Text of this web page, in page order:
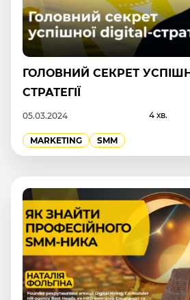
ГОЛОВНИЙ СЕКРЕТ
СТРАТЕГІЇ
05.03.2024 4 хв.
MARKETING SMM